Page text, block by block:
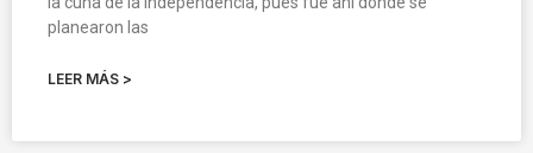
planearon las
LEER MÁS >